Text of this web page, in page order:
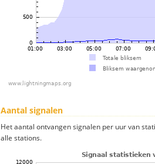
Aantal signalen
Het aantal ontvangen signalen per uur van
alle stations.